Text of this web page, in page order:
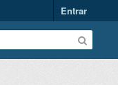
Entrar